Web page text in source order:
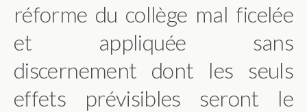
réforme du collège mal ficelée
et appliquée sans
discernement dont les seuls
effets prévisibles seront le